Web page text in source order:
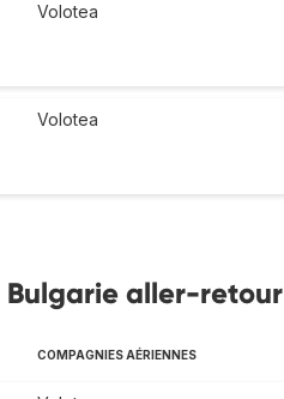
Volotea
Volotea
Bulgarie aller-retour
COMPAGNIES AÉRIENNES